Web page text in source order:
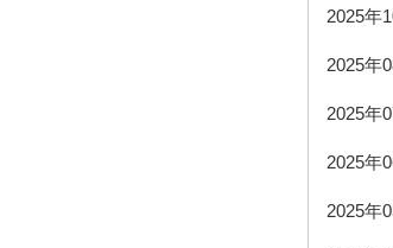
2025年
2025年
2025年
2025年
2025年